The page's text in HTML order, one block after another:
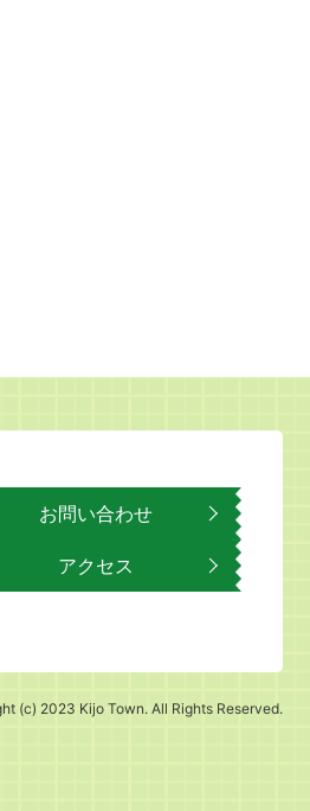
お問い合わせ
アクセス
(c) 2023 Kijo Town. All Rights Reserved.